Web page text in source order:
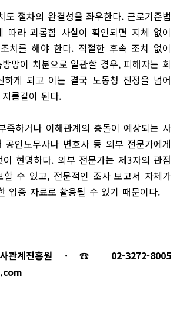
도 절차의 완결성을 좌우한다. 근로기준법
따라 괴롭힘 사실이 확인되면 지체 없이
치를 해야 한다. 적절한 후속 조치 없이
망이 처분으로 일관할 경우, 피해자는 회
하게 되고 이는 결국 노동청 진정을 넘어
름길이 된다.
족하거나 이해관계의 충돌이 예상되는 사
공인노무사나 변호사 등 외부 전문가에게
현명하다. 외부 전문가는 제3자의 관점
할 수 있고, 전문적인 조사 보고서 자체가
입증 자료로 활용될 수 있기 때문이다.
사관계진흥원 · ☎ 02-3272-8005